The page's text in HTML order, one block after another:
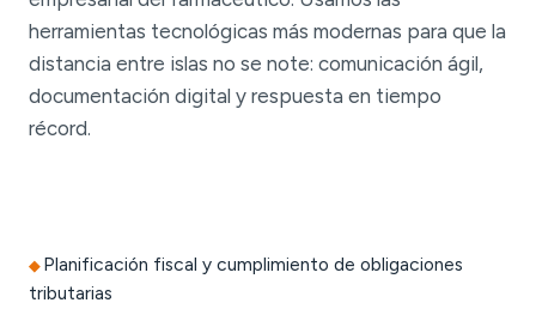
herramientas tecnológicas más modernas para que la
distancia entre islas no se note: comunicación ágil,
documentación digital y respuesta en tiempo
récord.
Planificación fiscal y cumplimiento de obligaciones
tributarias